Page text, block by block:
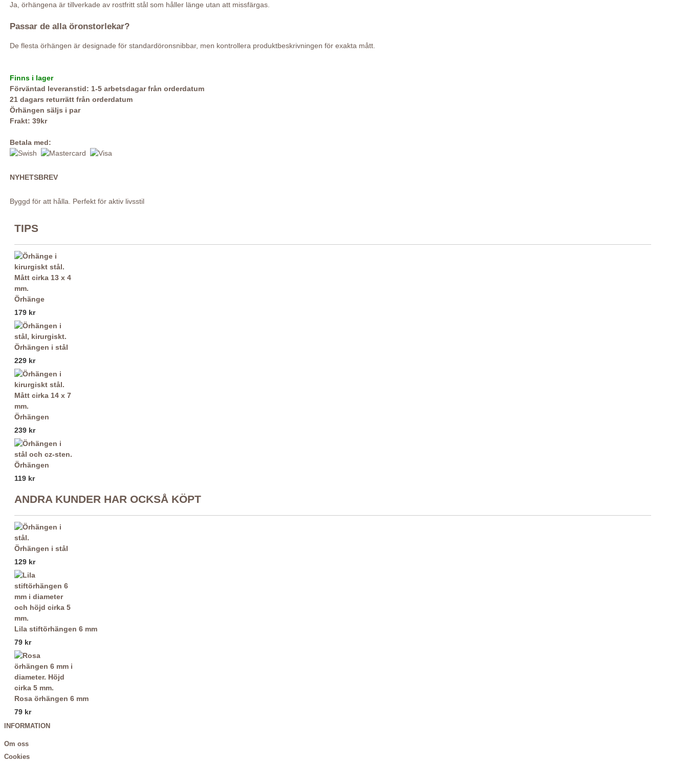
Ja, örhängena är tillverkade av rostfritt stål som håller länge utan att missfärgas.
Passar de alla öronstorlekar?
De flesta örhängen är designade för standardöronsnibbar, men kontrollera produktbeskrivningen för exakta mått.
Finns i lager
Förväntad leveranstid: 1-5 arbetsdagar från orderdatum
21 dagars returrätt från orderdatum
Örhängen säljs i par
Frakt: 39kr
Betala med:
NYHETSBREV
Byggd för att hålla. Perfekt för aktiv livsstil
TIPS
Örhänge
179 kr
Örhängen i stål
229 kr
Örhängen
239 kr
Örhängen
119 kr
ANDRA KUNDER HAR OCKSÅ KÖPT
Örhängen i stål
129 kr
Lila stiftörhängen 6 mm
79 kr
Rosa örhängen 6 mm
79 kr
INFORMATION
Om oss
Cookies